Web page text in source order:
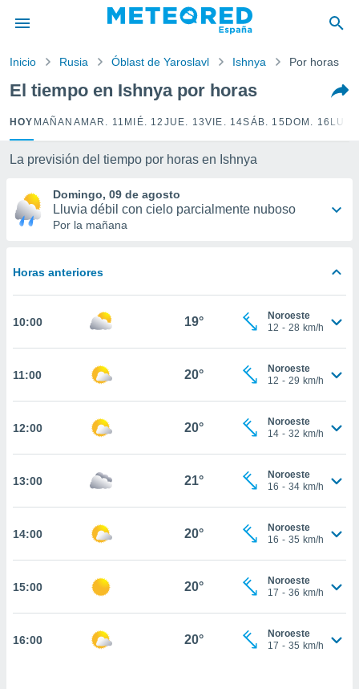
por
para
que se
calidad.
a este
y
digital
permite
seguir
coste.
a la
todas
nuestros
nos
análisis
perfil
CONFIGURACIÓN
Inicio Rusia Óblast de Yaroslavl Ishnya Por horas
El tiempo en Ishnya por horas
HOY MAÑANA MAR. 11 MIÉ. 12 JUE. 13VIE. 14SÁB. 15 DOM. 16
La previsión del tiempo por horas en Ishnya
Domingo, 09 de agosto
Lluvia débil con cielo parcialmente nuboso
Por la mañana
Horas anteriores
10:00 19°
Noroeste
12 - 28 km/h
11:00 20°
Noroeste
12 - 29 km/h
12:00 20°
Noroeste
14 - 32 km/h
13:00 21°
Noroeste
16 - 34 km/h
14:00 20°
Noroeste
16 - 35 km/h
15:00 20°
Noroeste
17 - 36 km/h
16:00 20°
Noroeste
17 - 35 km/h